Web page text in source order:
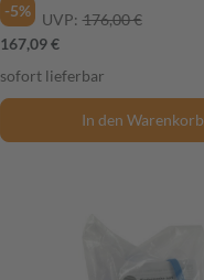
-5%
UVP: 176,00 €
167,09 €
sofort lieferbar
In den Warenkorb